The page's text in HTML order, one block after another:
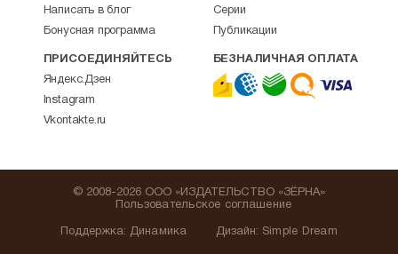
Написать в блог
Бонусная программа
Серии
Публикации
ПРИСОЕДИНЯЙТЕСЬ
Яндекс.Дзен
Instagram
Vkontakte.ru
БЕЗНАЛИЧНАЯ ОПЛАТА
Поддержка: Динамика
© 2008-2026 ООО «ИЗДАТЕЛЬСТВО «ЗЁРНА»
Пользовательское соглашение
Дизайн: Simple Dream